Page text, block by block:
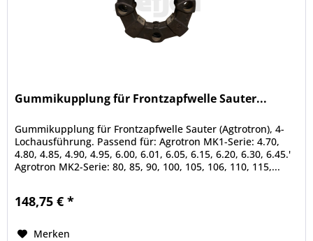
Gummikupplung für Frontzapfwelle Sauter...
Gummikupplung für Frontzapfwelle Sauter (Agtrotron), 4-
Lochausführung. Passend für: Agrotron MK1-Serie: 4.70,
4.80, 4.85, 4.90, 4.95, 6.00, 6.01, 6.05, 6.15, 6.20, 6.30, 6.45.'
Agrotron MK2-Serie: 80, 85, 90, 100, 105, 106, 110, 115,...
148,75 € *
Merken